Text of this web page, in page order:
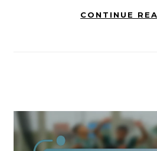
CONTINUE